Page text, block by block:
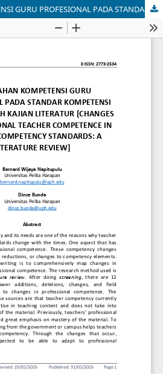
PERUBAHAN KOMPETENSI GURU PROFESIONAL PADA STANDAR KOMPETENSI GURU: SEBUAH KAJIAN LITERATUR [CHANGES IN PROFESSIONAL TEACHER COMPETENCE IN TEACHER COMPETENCY STANDARDS: A LITERATURE REVIEW]